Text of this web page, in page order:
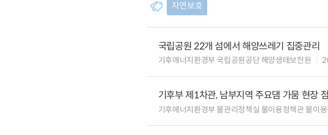
자연보호
국립공원 22개 섬에서 해양쓰레기 집중관리
기후에너지환경부 국립공원공단 해양생태보전원
기후부 제1차관, 남부지역 주요댐 가뭄 현장
기후에너지환경부 물관리정책실 물이용정책관 물이